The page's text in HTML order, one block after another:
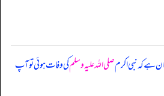
ہے کہنبی اکرمصلی اللہ علیہ وسلمکی وفات ہوئی تو آپ